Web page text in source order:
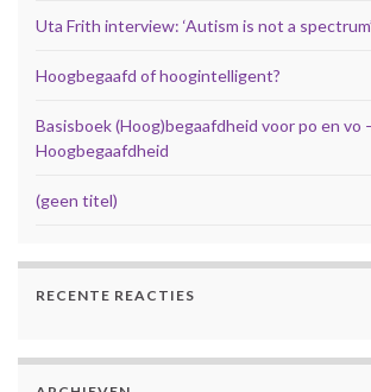
Uta Frith interview: ‘Autism is not a
Hoogbegaafd of hoogintelligent?
Basisboek (Hoog)begaafdheid voor po en vo
Hoogbegaafdheid
(geen titel)
RECENTE REACTIES